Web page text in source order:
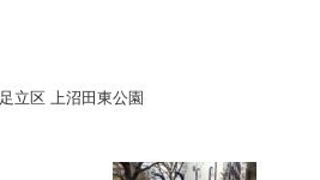
足立区 上沼田東公園